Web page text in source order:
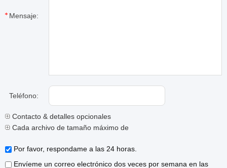
Mensaje:
Teléfono:
Contacto & detalles opcionales
Cada archivo de tamaño máximo de 10M.
Por favor, respondame a las 24 horas.
Envíeme un correo electrónico dos veces por semana en las